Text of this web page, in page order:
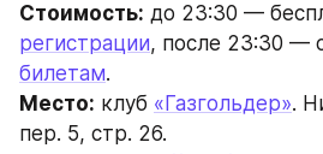
Стоимость: до 23:30 —
регистрации, после 23:30 —
билетам.
Место: клуб «Газгольдер».
пер. 5, стр. 26.